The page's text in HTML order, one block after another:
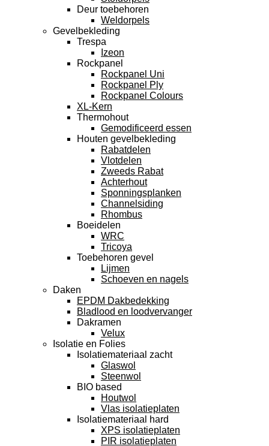
Deur toebehoren
Weldorpels
Gevelbekleding
Trespa
Izeon
Rockpanel
Rockpanel Uni
Rockpanel Ply
Rockpanel Colours
XL-Kern
Thermohout
Gemodificeerd essen
Houten gevelbekleding
Rabatdelen
Vlotdelen
Zweeds Rabat
Achterhout
Sponningsplanken
Channelsiding
Rhombus
Boeidelen
WRC
Tricoya
Toebehoren gevel
Lijmen
Schoeven en nagels
Daken
EPDM Dakbedekking
Bladlood en loodvervanger
Dakramen
Velux
Isolatie en Folies
Isolatiemateriaal zacht
Glaswol
Steenwol
BIO based
Houtwol
Vlas isolatieplaten
Isolatiemateriaal hard
XPS isolatieplaten
PIR isolatieplaten